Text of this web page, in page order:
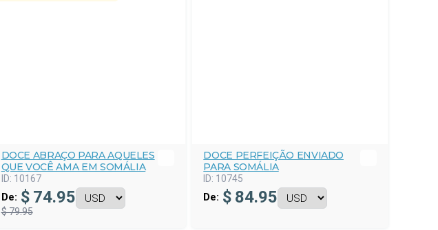
DOCE ABRAÇO PARA AQUELES
QUE VOCÊ AMA EM SOMÁLIA
ID: 10167
De: $ 74.95
$ 79.95
DOCE PERFEIÇÃO ENVIADO
PARA SOMÁLIA
ID: 10745
De: $ 84.95